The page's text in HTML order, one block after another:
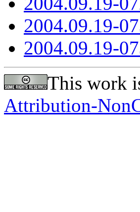
2004.09.19-
2004.09.19-
This work
Attribution-